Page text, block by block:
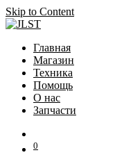
Skip to Content
Главная
Магазин
Техника
Помощь
О нас
Запчасти
0